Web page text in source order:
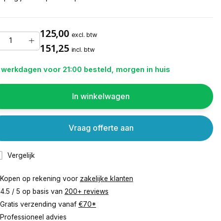
125,00 excl. btw
151,25 incl. btw
werkdagen voor 21:00 besteld, morgen in huis
In winkelwagen
Vergelijk
Vraag offerte aan
Kopen op rekening voor zakelijke klanten
4.5 / 5 op basis van 200+ reviews
Gratis verzending vanaf €70*
Professioneel advies